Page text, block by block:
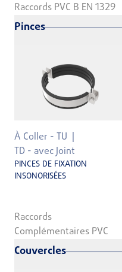
Raccords PVC B EN 1329
Pinces
À Coller - TU
TD - avec Joint
PINCES DE FIXATION
INSONORISÉES
Raccords
Complémentaires PVC
Couvercles